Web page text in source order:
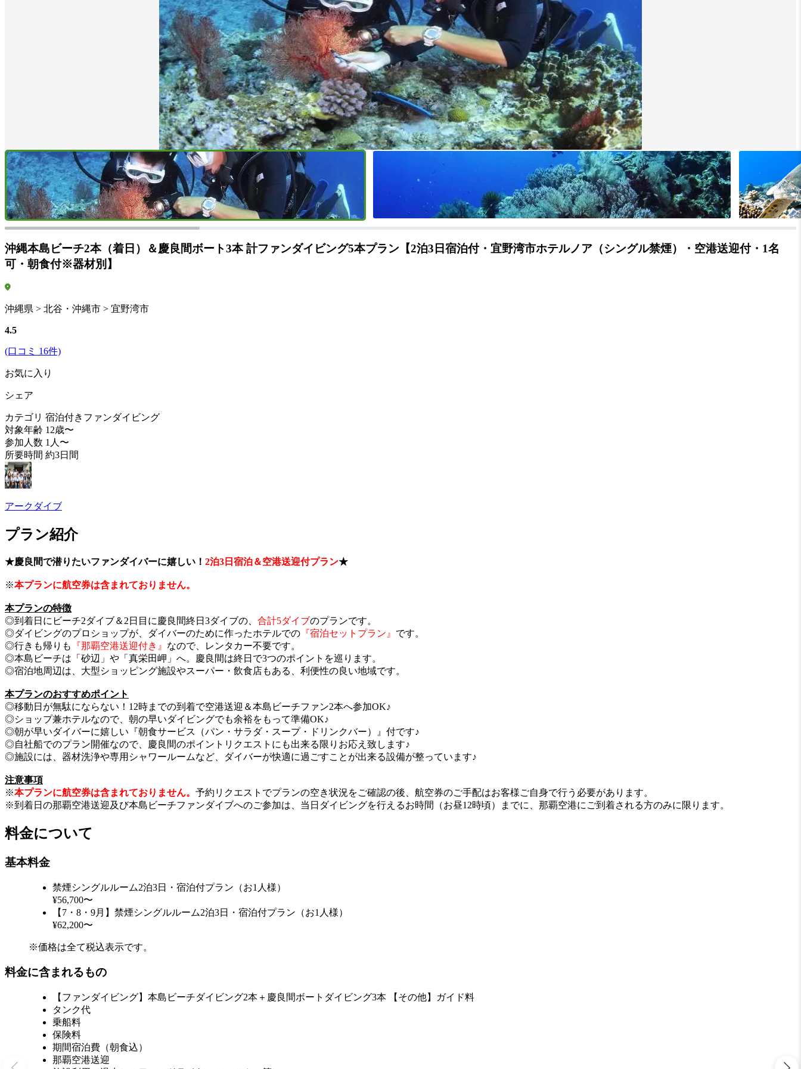
沖縄本島ビーチ2本（着日）＆慶良間ボート3本 計ファンダイビング5本プラン【2泊3日宿泊付・宜野湾市ホテルノア（シングル禁煙）・空港送迎付・1名
可・朝食付※器材別】
沖縄県 > 北谷・沖縄市 > 宜野湾市
4.5
(口コミ 16件)
お気に入り
シェア
カテゴリ 宿泊付きファンダイビング
対象年齢 12歳〜
参加人数 1人〜
所要時間 約3日間
アークダイブ
プラン紹介
★慶良間で潜りたいファンダイバーに嬉しい！ 2泊3日宿泊＆空港送迎付プラン★
※本プランに航空券は含まれておりません。
本プランの特徴
◎到着日にビーチ2ダイブ＆2日目に慶良間終日3ダイブの、 合計5ダイブのプランです。
◎ダイビングのプロショップが、ダイバーのために作ったホテルでの 『宿泊セットプラン』 です。
◎行きも帰りも
『那覇空港送迎付き』 なので、レンタカー不要です。
◎本島ビーチは「砂辺」や「真栄田岬」へ。慶良間は終日で3つのポイントを巡ります。
◎宿泊地周辺は、大型ショッピング施設やスーパー・飲食店もある、利便性の良い地域です。
本プランのおすすめポイント
◎移動日が無駄にならない！12時までの到着で空港送迎＆本島ビーチファン2本へ参加OK♪
◎ショップ兼ホテルなので、朝の早いダイビングでも余裕をもって準備OK♪
◎朝が早いダイバーに嬉しい『朝食サービス（パン・サラダ・スープ・ドリンクバー）』付です♪
◎自社船でのプラン開催なので、慶良間のポイントリクエストにも出来る限りお応え致します♪
◎施設には、器材洗浄や専用シャワールームなど、ダイバーが快適に過ごすことが出来る設備が整っています♪
注意事項
※本プランに航空券は含まれておりません。 予約リクエストでプランの空き状況をご確認の後、航空券のご手配はお客様ご自身で行う必要があります。
※到着日の那覇空港送迎及び本島ビーチファンダイブへのご参加は、当日ダイビングを行えるお時間（お昼12時頃）までに、那覇空港にご到着される方のみに限ります。
料金について
基本料金
禁煙シングルルーム2泊3日・宿泊付プラン（お1人様）
¥56,700〜
【7・8・9月】禁煙シングルルーム2泊3日・宿泊付プラン（お1人様）
¥62,200〜
※価格は全て税込表示です。
料金に含まれるもの
【ファンダイビング】本島ビーチダイビング2本＋慶良間ボートダイビング3本 【その他】ガイド料
タンク代
乗船料
保険料
期間宿泊費（朝食込）
那覇空港送迎